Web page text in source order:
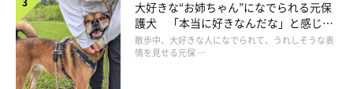
大好きな“お姉ちゃん”になでられる元保
護犬 「本当に好きなんだな」と感じる
表情にほっこり
散歩中、大好きな人になでられて、うれしそうな表
情を見せる元保 …